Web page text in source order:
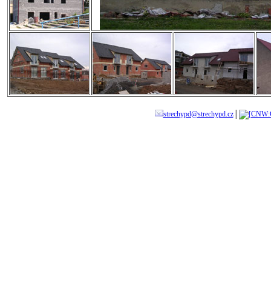
strechypd@strechypd.cz│